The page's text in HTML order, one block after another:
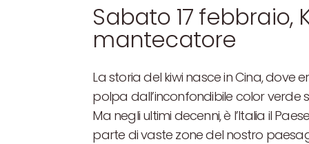
Sabato 17
mantecatore
La storia del kiwi nasce in Cina,
polpa dall’inconfondibile color verde
Ma negli ultimi decenni, è l’Italia il
parte di vaste zone del nostro